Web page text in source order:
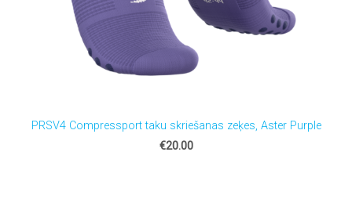
PRSV4 Compressport taku skriešanas zeķes, Aster Purple
€20.00